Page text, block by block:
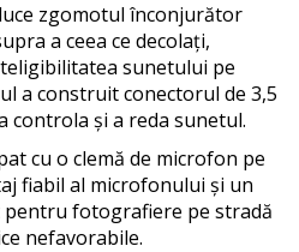
zgomotul înconjurător
a ceea ce decolați,
sunetului pe
a construit conectorul de 3,5
controla și a reda sunetul.
cu o clemă de microfon pe
fiabil al microfonului și un
fotografiere pe stradă
nefavorabile.